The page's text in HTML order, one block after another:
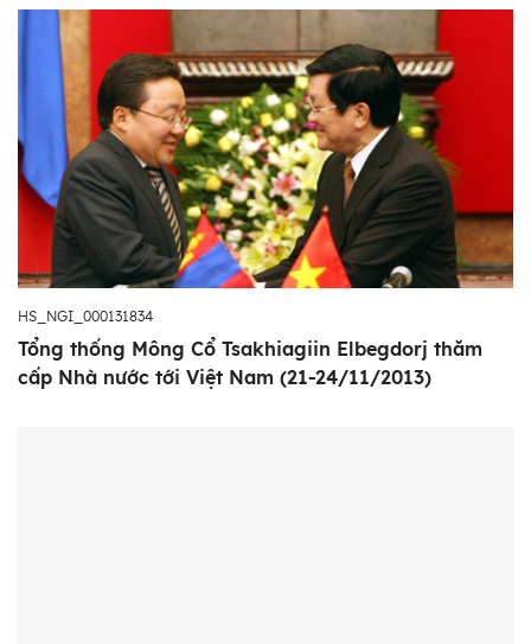
HS_NGI_000131834
Tổng thống Mông Cổ Tsakhiagiin Elbegdorj thăm
cấp Nhà nước tới Việt Nam (21-24/11/2013)